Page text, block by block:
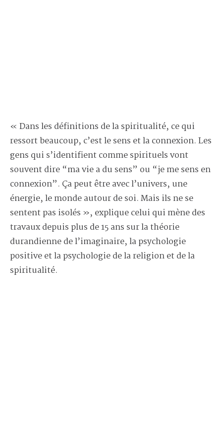
« Dans les définitions de la spiritualité, ce qui
ressort beaucoup, c’est le sens et la connexion. Les
gens qui s’identifient comme spirituels vont
souvent dire “ma vie a du sens” ou “je me sens en
connexion”. Ça peut être avec l’univers, une
énergie, le monde autour de soi. Mais ils ne se
sentent pas isolés », explique celui qui mène des
travaux depuis plus de 15 ans sur la théorie
durandienne de l’imaginaire, la psychologie
positive et la psychologie de la religion et de la
spiritualité.